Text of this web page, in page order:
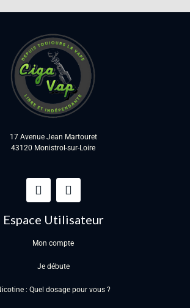
17 Avenue Jean Martouret
43120 Monistrol-sur-Loire
Espace Utilisateur
Mon compte
Je débute
: Quel dosage pour vous ?